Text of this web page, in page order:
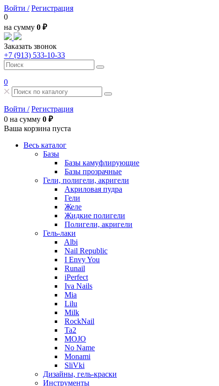
Войти / Регистрация
0
на сумму 0 ₽
Заказать звонок
+7 (913) 533-10-33
0
Войти / Регистрация
0 на сумму 0 ₽
Ваша корзина пуста
Весь каталог
Базы
Базы камуфлирующие
Базы прозрачные
Гели, полигели, акригели
Акриловая пудра
Гели
Желе
Жидкие полигели
Полигели, акригели
Гель-лаки
Albi
Nail Republic
I Envy You
Runail
iPerfect
Iva Nails
Mia
Lilu
Milk
RockNail
Ta2
MOJO
No Name
Monami
SliVki
Дизайны, гель-краски
Инструменты